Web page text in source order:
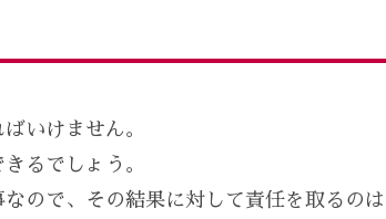
いけません。
るでしょう。
ので、その結果に対して責任を取るのは